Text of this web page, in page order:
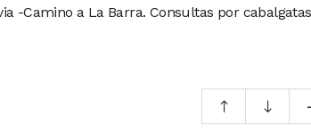
-Camino a La Barra. Consultas por